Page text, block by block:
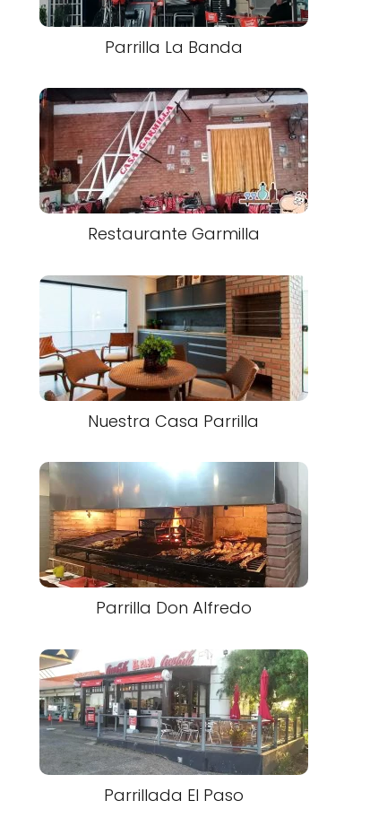
Parrilla La Banda
Restaurante Garmilla
Nuestra Casa Parrilla
Parrilla Don Alfredo
Parrillada El Paso